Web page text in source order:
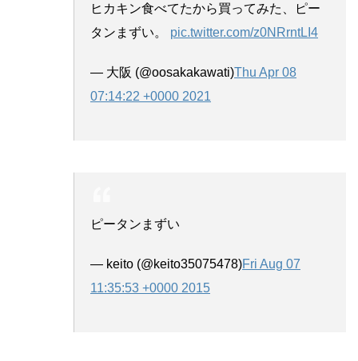
ヒカキン食べてたから買ってみた、ピー
タンまずい。 pic.twitter.com/z0NRrntLI4
— 大阪 (@oosakakawati)Thu Apr 08
07:14:22 +0000 2021
ピータンまずい
— keito (@keito35075478)Fri Aug 07
11:35:53 +0000 2015